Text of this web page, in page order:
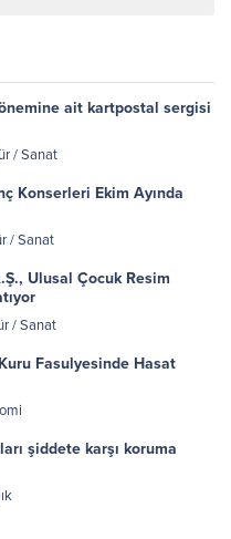
ait kartpostal sergisi
/ Sanat
Konserleri Ekim Ayında
/ Sanat
Ulusal Çocuk Resim
/ Sanat
Fasulyesinde Hasat
şiddete karşı koruma